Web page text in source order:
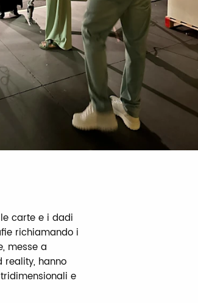
carte e i dadi
richiamando i
messe a
reality, hanno
e